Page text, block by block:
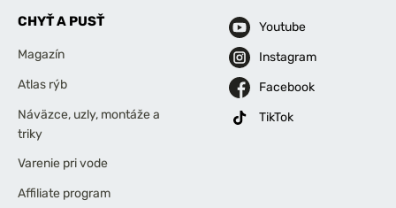
CHYŤ A PUSŤ
Magazín
Atlas rýb
Náväzce, uzly, montáže a
triky
Varenie pri vode
Affiliate program
Youtube
Instagram
Facebook
TikTok